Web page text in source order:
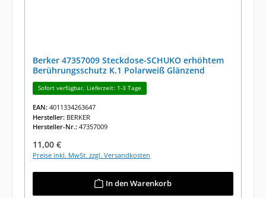
Berker 47357009 Steckdose-SCHUKO erhöhtem
Berührungsschutz K.1 Polarweiß Glänzend
Sofort verfügbar, Lieferzeit: 1-3 Tage
EAN: 4011334263647
Hersteller: BERKER
Hersteller-Nr.: 47357009
Regulärer Preis:
11,00 €
Preise inkl. MwSt. zzgl. Versandkosten
In den Warenkorb